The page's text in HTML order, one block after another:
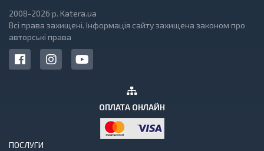
2008-2026 р. Katera.ua
Всі права захищені. Інформація сайту захищена законом про
авторські права
ОПЛАТА ОНЛАЙН
ПОСЛУГИ